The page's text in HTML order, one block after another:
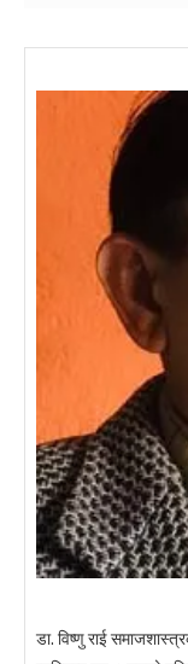
डा‍‍‍‌. विष्णु राई